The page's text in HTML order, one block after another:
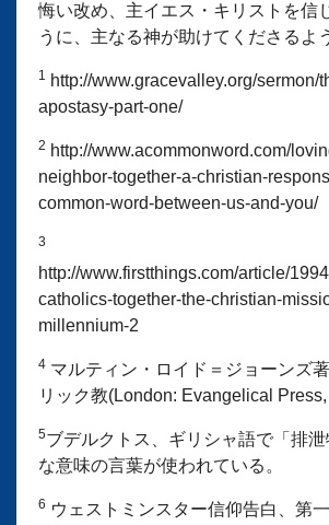
悔い改め、主イエス・キリストを信
うに、主なる神が助けてくださるよ
1 http://www.gracevalley.org/sermon/
apostasy-part-one/
2 http://www.acommonword.com/
neighbor-together-a-christian-
common-word-between-us-and-you/
3
http://www.firstthings.com/article/
catholics-together-the-christian-
millennium-2
4 マルティン・ロイド＝ジョーンズ
リック教(London: Evangelical
5ブデルクトス、ギリシャ語で「排
な意味の言葉が使われている。
6 ウェストミンスター信仰告白、第